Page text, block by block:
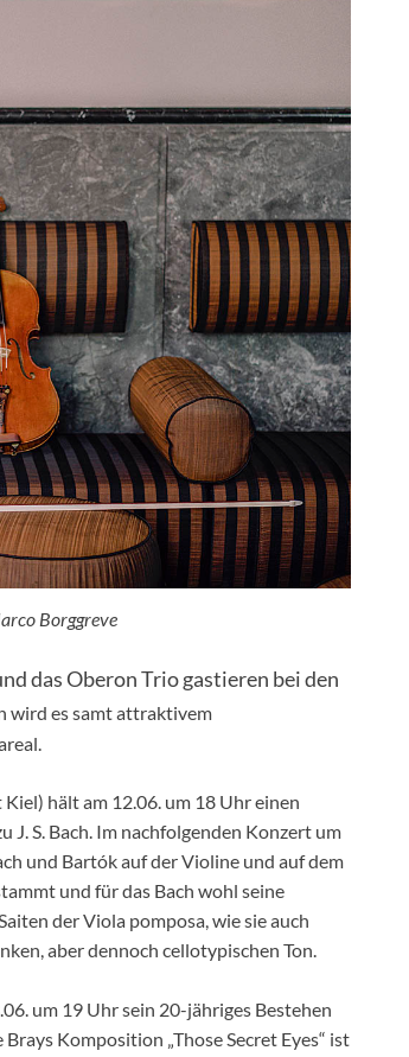
Borggreve
das Oberon Trio gastieren bei den
wird es samt attraktivem
hält am 12.06. um 18 Uhr einen
J. S. Bach. Im nachfolgenden Konzert um
und Bartók auf der Violine und auf dem
und für das Bach wohl seine
der Viola pomposa, wie sie auch
aber dennoch cellotypischen Ton.
um 19 Uhr sein 20-jähriges Bestehen
Komposition „Those Secret Eyes“ ist